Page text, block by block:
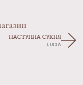
НАСТУПНА СУКНЯ
LUCIA